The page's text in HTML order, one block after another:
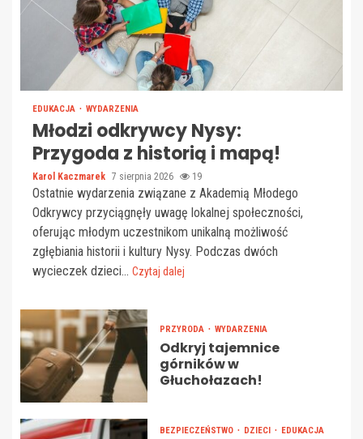
EDUKACJA WYDARZENIA
Młodzi odkrywcy Nysy:
Przygoda z historią i mapą!
Karol Kaczmarek 7 sierpnia 2026 19
Ostatnie wydarzenia związane z Akademią Młodego
Odkrywcy przyciągnęły uwagę lokalnej społeczności,
oferując młodym uczestnikom unikalną możliwość
zgłębiania historii i kultury Nysy. Podczas dwóch
wycieczek dzieci... Czytaj dalej
PRZYRODA WYDARZENIA
Odkryj tajemnice
górników w
Głuchołazach!
BEZPIECZEŃSTWO DZIECI EDUKACJA